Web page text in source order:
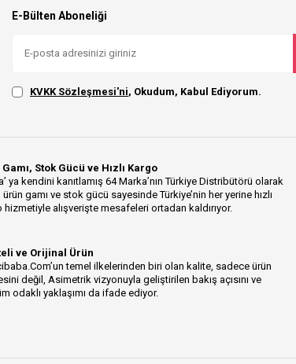
E-Bülten Aboneliği
KVKK Sözleşmesi'ni, Okudum, Kabul Ediyorum.
Stok Gücü ve Hızlı Kargo
ya kendini kanıtlamış 64 Marka’nın Türkiye Distribütörü olarak
gamı ve stok gücü sayesinde Türkiye’nin her yerine hızlı
hizmetiyle alışverişte mesafeleri ortadan kaldırıyor.
ve Orijinal Ürün
temel ilkelerinden biri olan kalite, sadece ürün
değil, Asimetrik vizyonuyla geliştirilen bakış açısını ve
odaklı yaklaşımı da ifade ediyor.